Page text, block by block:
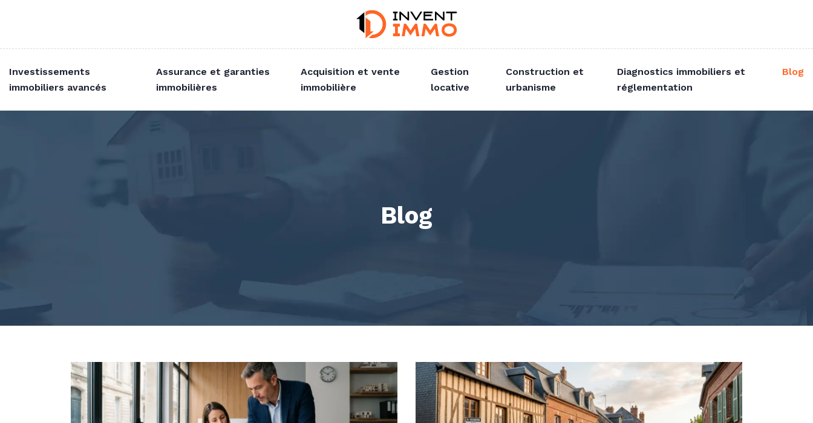
Investissements
immobiliers avancés
Assurance et garanties
immobilières
Acquisition et vente
immobilière
Gestion
locative
Construction et
urbanisme
Diagnostics immobiliers et
réglementation
Blog
Blog